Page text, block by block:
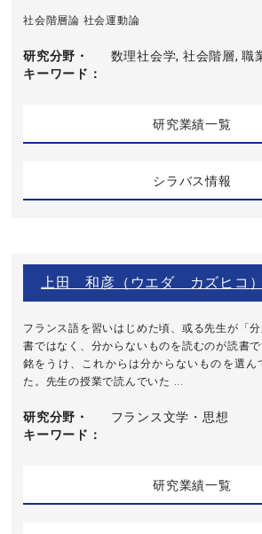
社会階層論 社会運動論
研究分野・
キーワード
数理社会学, 社会階層, 職
研究業績一覧
シラバス情報
上田 和彦（ウエダ カズヒコ）
フランス語を習いはじめた頃、或る先生が「
書ではなく、分からないものを読むのが読書
銘をうけ、これからは分からないものを選ん
た。先生の授業で読んでいた ...
研究分野・
キーワード
フランス文学・思想
研究業績一覧